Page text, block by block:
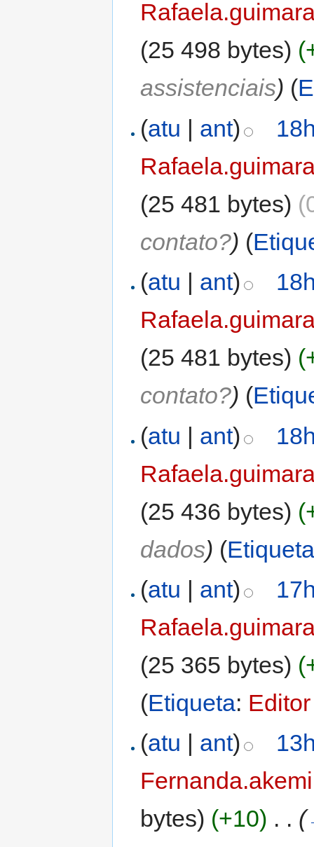
(25 498 bytes)
assistenciais) (
(atu | ant)
(25 481 bytes)
contato?) (
(atu | ant)
(25 481 bytes)
contato?) (
(atu | ant)
(25 436 bytes)
dados) (
(atu | ant)
(25 365 bytes)
(Etiqueta:
(atu ant)
Fernanda.akemi
bytes) (+10) . . (